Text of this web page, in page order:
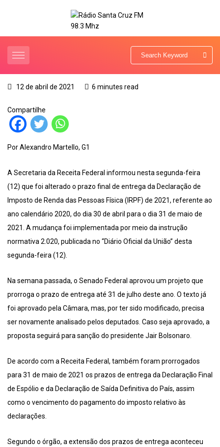
12 de abril de 2021 6 minutes read
Compartilhe
Por Alexandro Martello, G1
A Secretaria da Receita Federal informou nesta segunda-feira
(12) que foi alterado o prazo final de entrega da Declaração de
Imposto de Renda das Pessoas Física (IRPF) de 2021, referente ao
ano calendário 2020, do dia 30 de abril para o dia 31 de maio de
2021. A mudança foi implementada por meio da instrução
normativa 2.020, publicada no “Diário Oficial da União” desta
segunda-feira (12).
Na semana passada, o Senado Federal aprovou um projeto que
prorroga o prazo de entrega até 31 de julho deste ano. O texto já
foi aprovado pela Câmara, mas, por ter sido modificado, precisa
ser novamente analisado pelos deputados. Caso seja aprovado, a
proposta seguirá para sanção do presidente Jair Bolsonaro.
De acordo com a Receita Federal, também foram prorrogados
para 31 de maio de 2021 os prazos de entrega da Declaração Final
de Espólio e da Declaração de Saída Definitiva do País, assim
como o vencimento do pagamento do imposto relativo às
declarações.
Segundo o órgão, a extensão dos prazos de entrega aconteceu